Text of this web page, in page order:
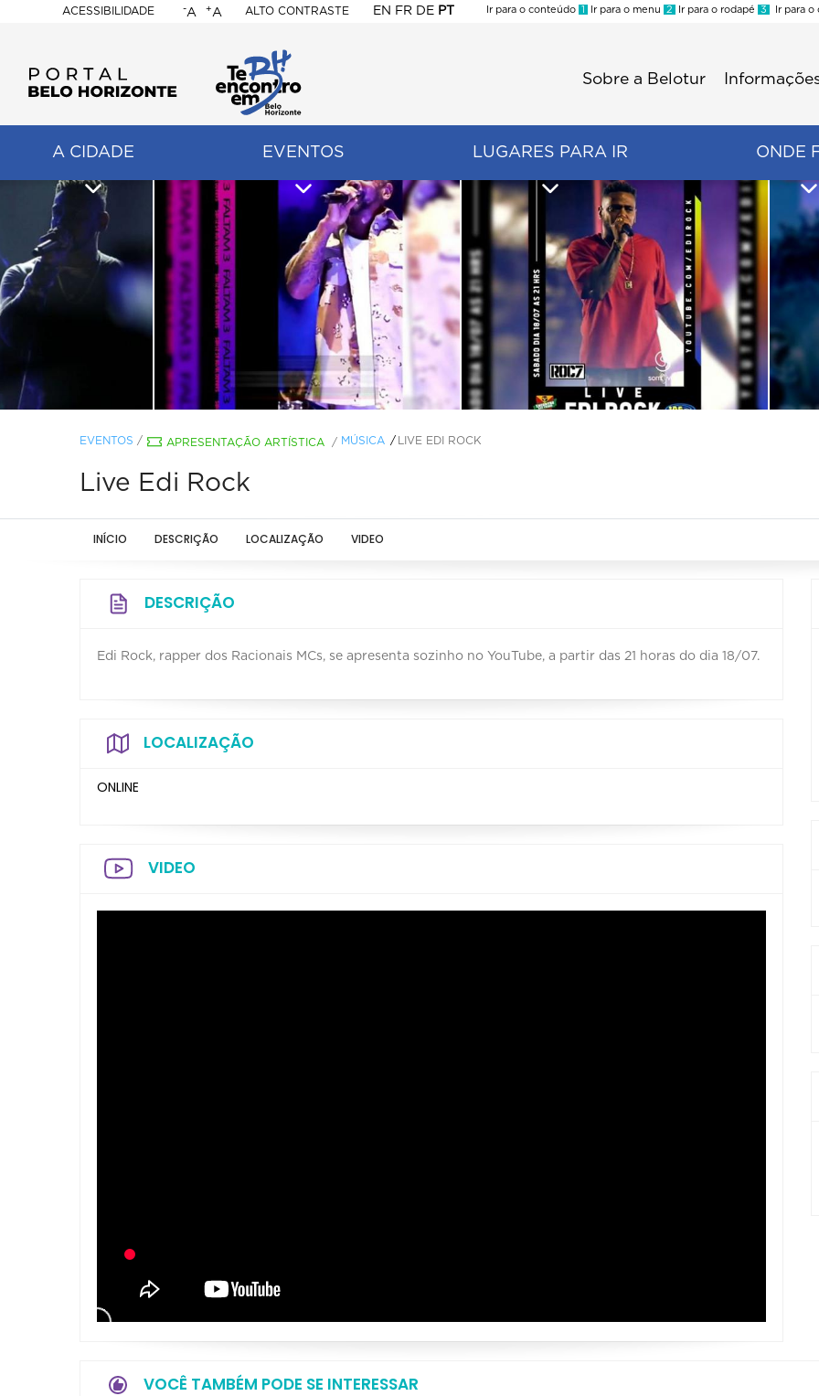
ACESSIBILIDADE
BELO
HORIZONTE
-A +A ALTO CONTRASTE EN FR DE PT
Ir para o conteúdo 1 Ir para o menu 2 Ir para o rodapé 3 Ir para o
Sobre a Belotur
A CIDADE EVENTOS LUGARES PARA IR ONDE
EVENTOS / APRESENTAÇÃO ARTÍSTICA / MÚSICA LIVE EDI ROCK
Live Edi Rock
INÍCIO DESCRIÇÃO LOCALIZAÇÃO VIDEO
DESCRIÇÃO
Edi Rock, rapper dos Racionais MCs, se apresenta sozinho no YouTube, a partir das 21 horas do dia 18/07.
LOCALIZAÇÃO
ONLINE
VIDEO
VOCÊ TAMBÉM PODE SE INTERESSAR